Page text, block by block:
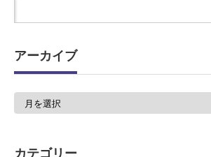
アーカイブ
ア
カテゴリー